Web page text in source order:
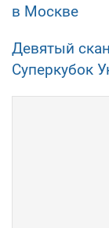
в Москве
Девятый
Суперкубок